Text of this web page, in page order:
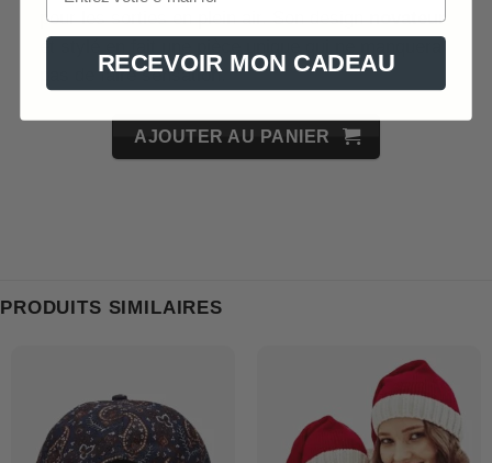
pour les sorties en plein air. Son designnovateur
et stylé en fait une pièce unique qui ne manquera
pas de faire sensation.
AJOUTER AU PANIER
PRODUITS SIMILAIRES
RECEVOIR MON CADEAU